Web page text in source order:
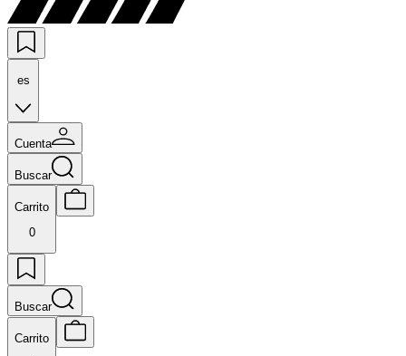
es
Cuenta
Buscar
Carrito
0
Buscar
Carrito